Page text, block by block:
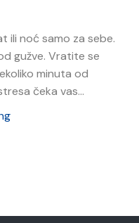
ili noć samo za sebe.
gužve. Vratite se
minuta od
čeka vas...